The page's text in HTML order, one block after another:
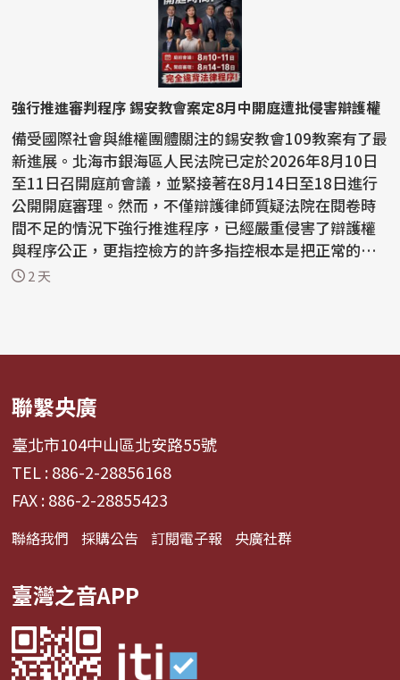
強行推進審判程序 錫安教會案定8月中開庭遭批侵害辯護權
備受國際社會與維權團體關注的錫安教會109教案有了最
新進展。北海市銀海區人民法院已定於2026年8月10日
至11日召開庭前會議，並緊接著在8月14日至18日進行
公開開庭審理。然而，不僅辯護律師質疑法院在閱卷時
間不足的情況下強行推進程序，已經嚴重侵害了辯護權
與程序公正，更指控檢方的許多指控根本是把正常的宗
教活動...
2 天
聯繫央廣
臺北市104中山區北安路55號
TEL : 886-2-28856168
FAX : 886-2-28855423
聯絡我們 採購公告 訂閱電子報 央廣社群
臺灣之音APP